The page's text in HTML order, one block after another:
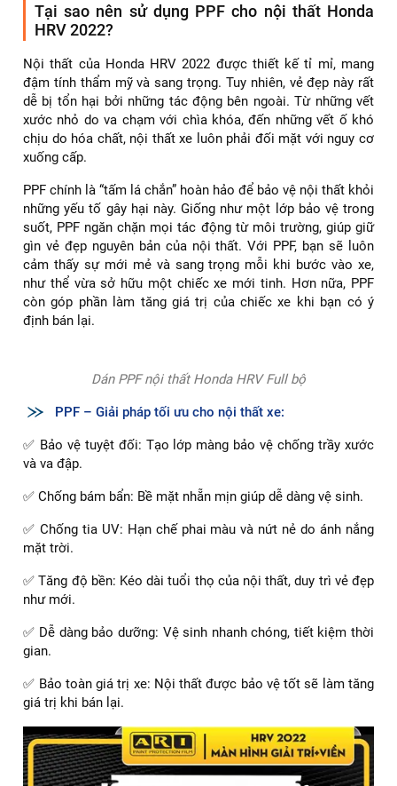
Tại sao nên sử dụng PPF cho nội thất Honda
HRV 2022?
Nội thất của Honda HRV 2022 được thiết kế tỉ mỉ, mang
đậm tính thẩm mỹ và sang trọng. Tuy nhiên, vẻ đẹp này rất
dễ bị tổn hại bởi những tác động bên ngoài. Từ những vết
xước nhỏ do va chạm với chìa khóa, đến những vết ố khó
chịu do hóa chất, nội thất xe luôn phải đối mặt với nguy cơ
xuống cấp.
PPF chính là “tấm lá chắn” hoàn hảo để bảo vệ nội thất khỏi
những yếu tố gây hại này. Giống như một lớp bảo vệ trong
suốt, PPF ngăn chặn mọi tác động từ môi trường, giúp giữ
gìn vẻ đẹp nguyên bản của nội thất. Với PPF, bạn sẽ luôn
cảm thấy sự mới mẻ và sang trọng mỗi khi bước vào xe,
như thể vừa sở hữu một chiếc xe mới tinh. Hơn nữa, PPF
còn góp phần làm tăng giá trị của chiếc xe khi bạn có ý
định bán lại.
PPF – Giải pháp tối ưu cho nội thất xe:
✅ Bảo vệ tuyệt đối: Tạo lớp màng bảo vệ chống trầy xước
và va đập.
✅ Chống bám bẩn: Bề mặt nhẵn mịn giúp dễ dàng vệ sinh.
✅ Chống tia UV: Hạn chế phai màu và nứt nẻ do ánh nắng
mặt trời.